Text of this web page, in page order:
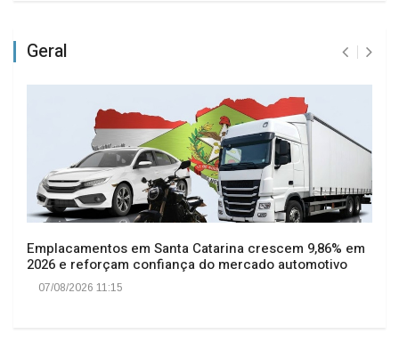
Geral
Emplacamentos em Santa Catarina crescem 9,86% em
2026 e reforçam confiança do mercado automotivo
07/08/2026 11:15